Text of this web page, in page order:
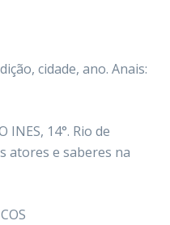
cidade, ano. Anais:
INES, 14°. Rio de
atores e saberes na